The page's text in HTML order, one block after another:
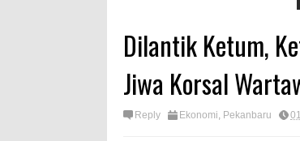
Dilantik Ketum,
Jiwa Korsal
Reply Ekonomi, Pekanbaru